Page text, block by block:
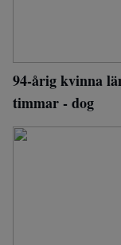
94-årig kvinna
timmar - dog